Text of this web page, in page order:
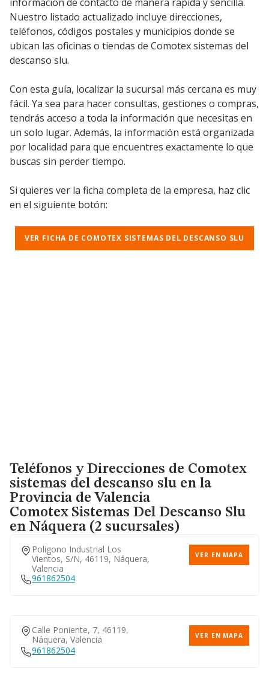
Nuestro listado actualizado incluye direcciones,
teléfonos, códigos postales y municipios donde se
ubican las oficinas o tiendas de Comotex sistemas del
descanso slu.
Con esta guía, localizar la sucursal más cercana es muy
fácil. Ya sea para hacer consultas, gestiones o compras,
tendrás acceso a toda la información que necesitas en
un solo lugar. Además, la información está organizada
por localidad para que encuentres exactamente lo que
buscas sin perder tiempo.
Si quieres ver la ficha completa de la empresa, haz clic
en el siguiente botón:
VER FICHA DE COMOTEX SISTEMAS DEL DESCANSO SLU
Teléfonos y Direcciones de Comotex
sistemas del descanso slu en la
Provincia de Valencia
Comotex Sistemas Del Descanso Slu
en Náquera (2 sucursales)
Poligono Industrial Los
Vientos, S/n, 46119, Náquera,
Valencia
VER EN MAPA
961862504
Calle Poniente, 7, 46119,
Náquera, Valencia
VER EN MAPA
961862504